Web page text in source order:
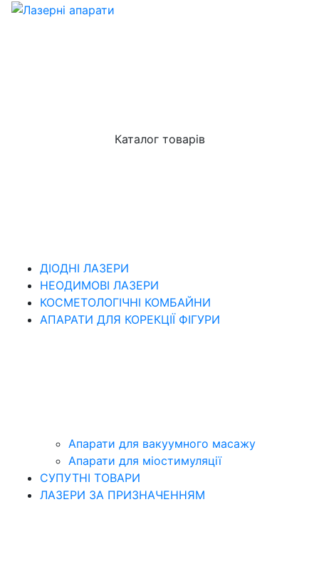
Каталог товарів
ДІОДНІ ЛАЗЕРИ
НЕОДИМОВІ ЛАЗЕРИ
КОСМЕТОЛОГІЧНІ КОМБАЙНИ
АПАРАТИ ДЛЯ КОРЕКЦІЇ ФІГУРИ
Апарати для вакуумного масажу
Апарати для міостимуляції
СУПУТНІ ТОВАРИ
ЛАЗЕРИ ЗА ПРИЗНАЧЕННЯМ